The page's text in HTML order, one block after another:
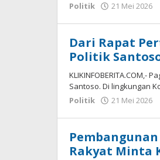
Politik
21 Mei 2026
Dari Rapat
Politik
KLIKINFOBERITA.COM,-
Santoso. Di lingkungan
Politik
21 Mei 2026
Rakyat Minta